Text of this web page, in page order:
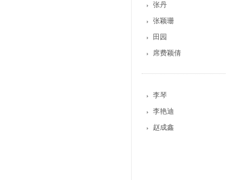
张丹
张颖珊
田园
席费颖倩
李琴
李艳迪
赵成鑫